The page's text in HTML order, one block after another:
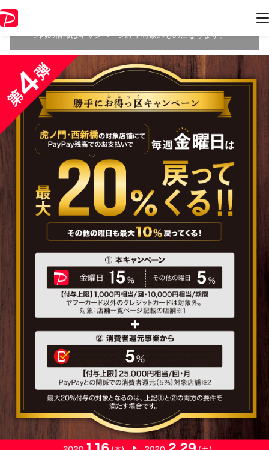
ージ内の情報はキャンペーン終了時点のものになります。